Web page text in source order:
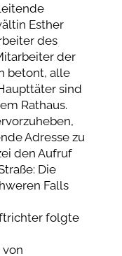
Esther
des
der
betont, alle
sind
Rathaus.
Adresse zu
den Aufruf
Die
Falls
folgte